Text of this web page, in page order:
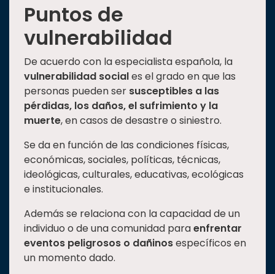
Puntos de
vulnerabilidad
De acuerdo con la especialista española, la
vulnerabilidad sociales el grado en que las
personas pueden ser susceptibles a las
pérdidas, los daños, el sufrimiento y la
muerte, en casos de desastre o siniestro.
Se da en función de las condiciones físicas,
económicas, sociales, políticas, técnicas,
ideológicas, culturales, educativas, ecológicas
e institucionales.
Además se relaciona con la capacidad de un
individuo o de una comunidad paraenfrentar
eventos peligrosos o dañinosespecíficos en
un momento dado.